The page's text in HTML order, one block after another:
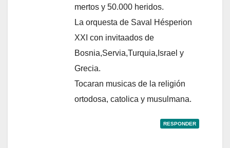
mertos y 50.000 heridos.
La orquesta de Saval Hésperion
XXI con invitaados de
Bosnia,Servia,Turquia,Israel y
Grecia.
Tocaran musicas de la religión
ortodosa, catolica y musulmana.
RESPONDER